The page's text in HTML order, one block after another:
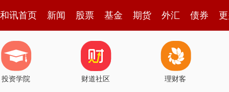
和讯首页 新闻 股票 基金 期货 外汇 债券
投资学院 财道社区 理财客